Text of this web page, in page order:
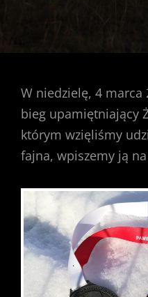
W niedzielę, 4 marca
bieg upamiętniający
którym wzięliśmy
fajna, wpiszemy ją